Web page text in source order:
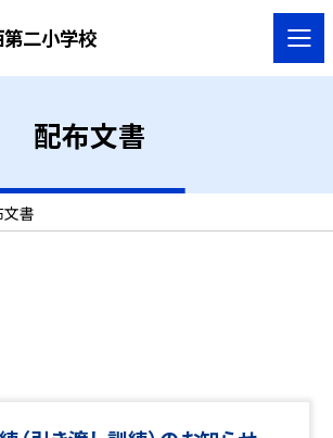
二小学校
配布文書
書